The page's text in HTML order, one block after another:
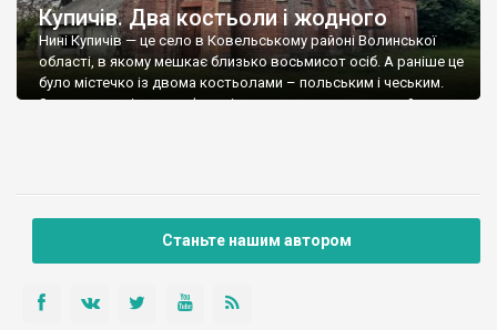
Купичів. Два костьоли і жодного
Нині Купичів — це село в Ковельському районі Волинської
області, в якому мешкає близько восьмисот осіб. А раніше це
було містечко із двома костьолами – польським і чеським.
Зараз жоден із них не функціонує як римо-католицький храм,
Станьте нашим автором